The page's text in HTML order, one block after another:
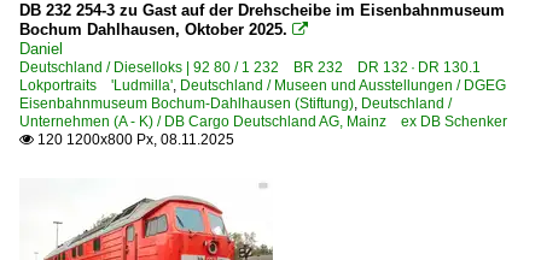
Reichenbach (Vogtl)
Schwandorf
Schwerin
Singen (Htw)
Stendal Hbf ·LS·
Teutschenthal
DB 232 254-3 zu Gast auf der Drehscheibe im Eisenbahnmuseum
Bochum Dahlhausen, Oktober 2025. 
Daniel
Deutschland / Dieselloks | 92 80 / 1 232 BR 232 DR 132 · DR 130.1
Lokportraits 'Ludmilla', Deutschland / Museen und Ausstellungen / DGEG
Eisenbahnmuseum Bochum-Dahlhausen (Stiftung), Deutschland /
Unternehmen (A - K) / DB Cargo Deutschland AG, Mainz ex DB Schenker
 120 1200x800 Px, 08.11.2025